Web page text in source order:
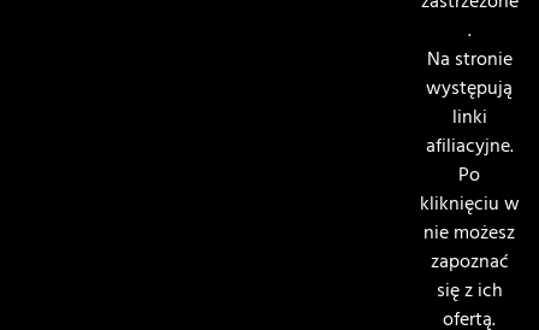
.
Na stronie
występują
linki
afiliacyjne.
Po
kliknięciu w
nie możesz
zapoznać
się z ich
ofertą.